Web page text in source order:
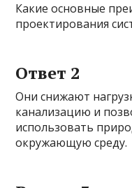
Какие основные
проектирования
Ответ 2
Они снижают
канализацию и
использовать
окружающую среду.